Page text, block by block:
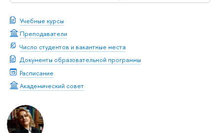
Учебные курсы
Преподаватели
Число студентов и вакантные места
Документы образовательной программы
Расписание
Академический совет